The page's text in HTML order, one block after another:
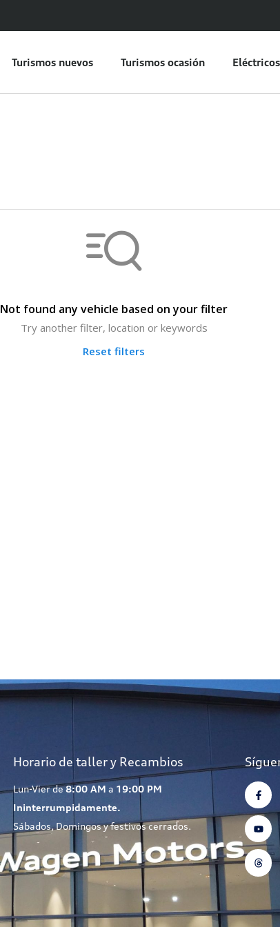
Turismos nuevos Turismos ocasión Eléctricos
Not found any vehicle based on your filter
Try another filter, location or keywords
Reset filters
Horario de taller y Recambios
Lun-Vier de8:00 AM a 19:00 PM
Ininterrumpidamente.
Sábados, Domingos y festivos cerrados.